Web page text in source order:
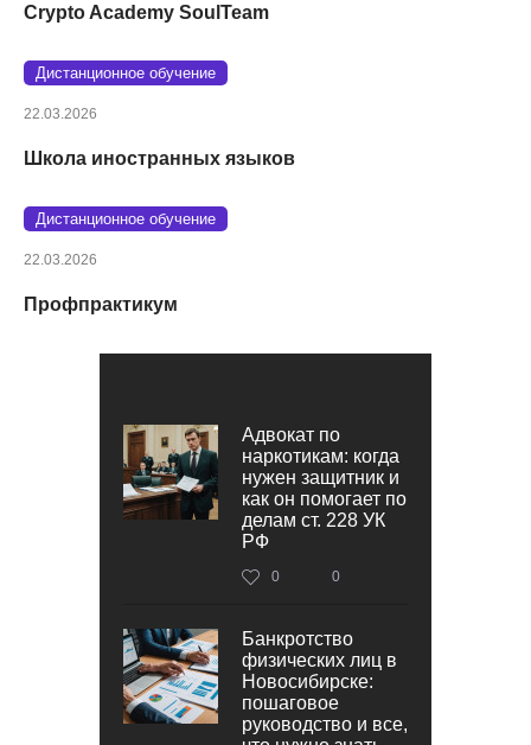
Crypto Academy SoulTeam
Дистанционное обучение
22.03.2026
Школа иностранных языков
Дистанционное обучение
22.03.2026
Профпрактикум
Адвокат по
наркотикам: когда
нужен защитник и
как он помогает по
делам ст. 228 УК
РФ
0 0
Банкротство
физических лиц в
Новосибирске:
пошаговое
руководство и все,